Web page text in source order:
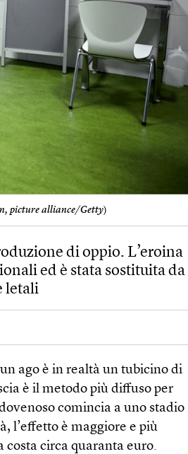
picture alliance/Getty)
di oppio. L’eroina
ed è stata sostituita da
letali
ago è in realtà un tubicino di
è il metodo più diffuso per
comincia a uno stadio
l’effetto è maggiore e più
costa circa quaranta euro.